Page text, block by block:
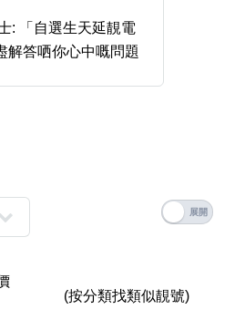
生天延 全吉星(全號)
生天延/貴財成
: 「自選生天延靚電
解答哂你心中嘅問題
(按分類找類似靚號)